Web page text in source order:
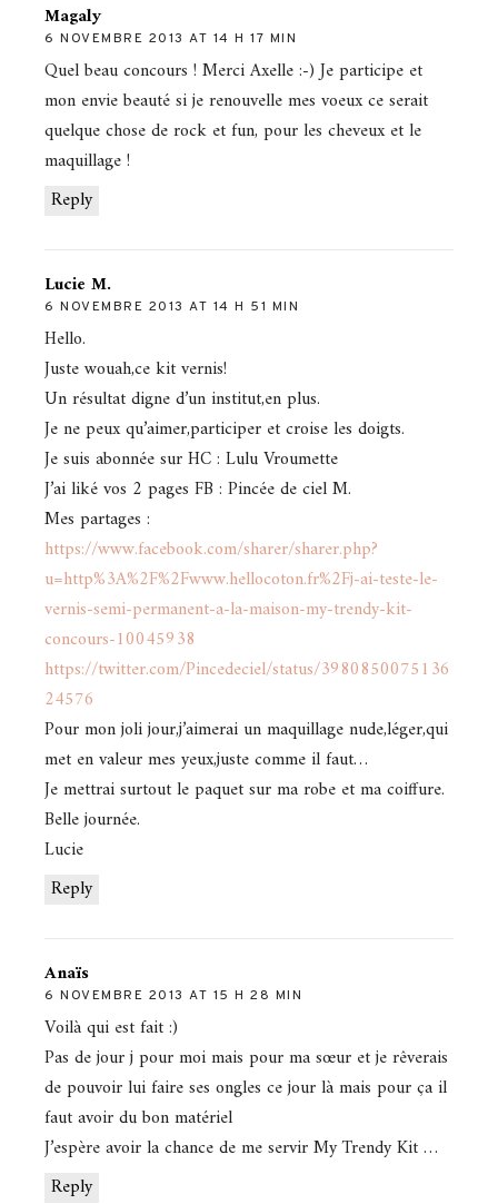
Magaly
6 NOVEMBRE 2013 AT 14 H 17 MIN
Reply
Quel beau concours ! Merci Axelle :-) Je participe et
mon envie beauté si je renouvelle mes voeux ce serait
quelque chose de rock et fun, pour les cheveux et le
maquillage !
Lucie M.
6 NOVEMBRE 2013 AT 14 H 51 MIN
Reply
Hello.
Juste wouah,ce kit vernis!
Un résultat digne d’un institut,en plus.
Je ne peux qu’aimer,participer et croise les doigts.
Je suis abonnée sur HC : Lulu Vroumette
J’ai liké vos 2 pages FB : Pincée de ciel M.
Mes partages :
https://www.facebook.com/sharer/sharer.php?
u=http%3A%2F%2Fwww.hellocoton.fr%2Fj-ai-teste-le-
vernis-semi-permanent-a-la-maison-my-trendy-kit-
concours-10045938
https://twitter.com/Pincedeciel/status/3980850075136
24576
Pour mon joli jour,j’aimerai un maquillage nude,léger,qui
met en valeur mes yeux,juste comme il faut…
Je mettrai surtout le paquet sur ma robe et ma coiffure.
Belle journée.
Lucie
Anaïs
6 NOVEMBRE 2013 AT 15 H 28 MIN
Reply
Voilà qui est fait :)
Pas de jour j pour moi mais pour ma sœur et je rêverais
de pouvoir lui faire ses ongles ce jour là mais pour ça il
faut avoir du bon matériel
J’espère avoir la chance de me servir My Trendy Kit …